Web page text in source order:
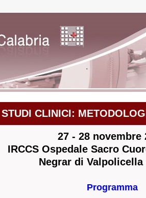
STUDI CLINICI:
27 - 28 novembre
IRCCS Ospedale Sacro
Negrar di Valpolicella
Programma